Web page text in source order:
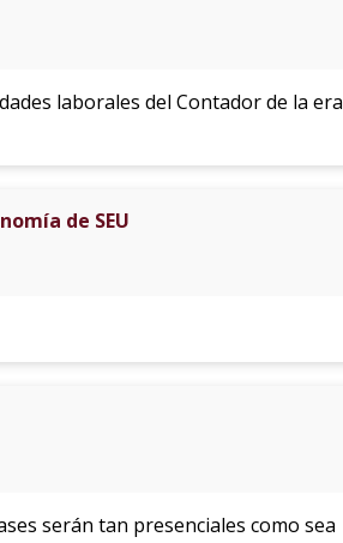
laborales del Contador de la era
de SEU
serán tan presenciales como sea